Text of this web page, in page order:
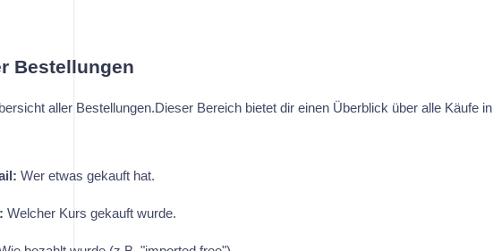
Bestellungen
aller Bestellungen.Dieser Bereich bietet dir einen Überblick über alle Käufe in
Wer etwas gekauft hat.
Welcher Kurs gekauft wurde.